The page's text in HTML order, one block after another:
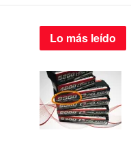
Lo más leído